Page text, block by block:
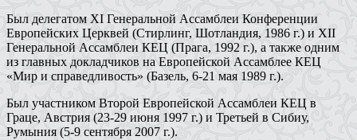
Был делегатом XI Генеральной Ассамблеи Конференции
Европейских Церквей (Стирлинг, Шотландия, 1986 г.) и XII
Генеральной Ассамблеи КЕЦ (Прага, 1992 г.), а также одним
из главных докладчиков на Европейской Ассамблее КЕЦ
«Мир и справедливость» (Базель, 6-21 мая 1989 г.).
Был участником Второй Европейской Ассамблеи КЕЦ в
Граце, Австрия (23-29 июня 1997 г.) и Третьей в Сибиу,
Румыния (5-9 сентября 2007 г.).